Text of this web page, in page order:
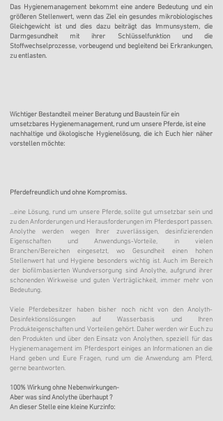
Das Hygienemanagement bekommt eine andere Bedeutung und ein
größeren Stellenwert, wenn das Ziel ein gesundes mikrobiologisches
Gleichgewicht ist und dies dazu beiträgt das Immunsystem, die
Darmgesundheit mit ihrer Schlüsselfunktion und die
Stoffwechselprozesse, vorbeugend und begleitend bei Erkrankungen,
zu entlasten.
Wichtiger Bestandteil meiner Beratung und Baustein für ein
umsetzbares Hygienemanagement, rund um unsere Pferde, ist eine
nachhaltige und ökologische Hygienelösung, die ich Euch hier näher
vorstellen möchte:
Pferdefreundlich und ohne Kompromiss.
...eine Lösung, rund um unsere Pferde, sollte gut umsetzbar sein und
zu den Anforderungen und Herausforderungen im Pferdesport passen.
Anolythe werden wegen Ihrer zuverlässigen, desinfizierenden
Eigenschaften und Anwendungs-Vorteile, in vielen
Branchen/Bereichen eingesetzt, wo Gesundheit einen hohen
Stellenwert hat und Hygiene besonders wichtig ist. Auch im Bereich
der biofilmbasierten Wundversorgung sind Anolythe, aufgrund ihrer
schonenden Wirkweise und guten Verträglichkeit, immer mehr von
Bedeutung.
Viele Pferdebesitzer haben bisher noch nicht von den Anolyth-
Desinfektionslösungen auf Wasserbasis und Ihren
Produkteigenschaften und Vorteilen gehört. Daher werden wir Euch zu
den Produkten und über den Einsatz von Anolythen, speziell für das
Hygienemanagement im Pferdesport einiges an Informationen an die
Hand geben und Eure Fragen, rund um die Anwendung am Pferd,
gerne beantworten.
100% Wirkung ohne Nebenwirkungen-
Aber was sind Anolythe überhaupt ?
An dieser Stelle eine kleine Kurzinfo: